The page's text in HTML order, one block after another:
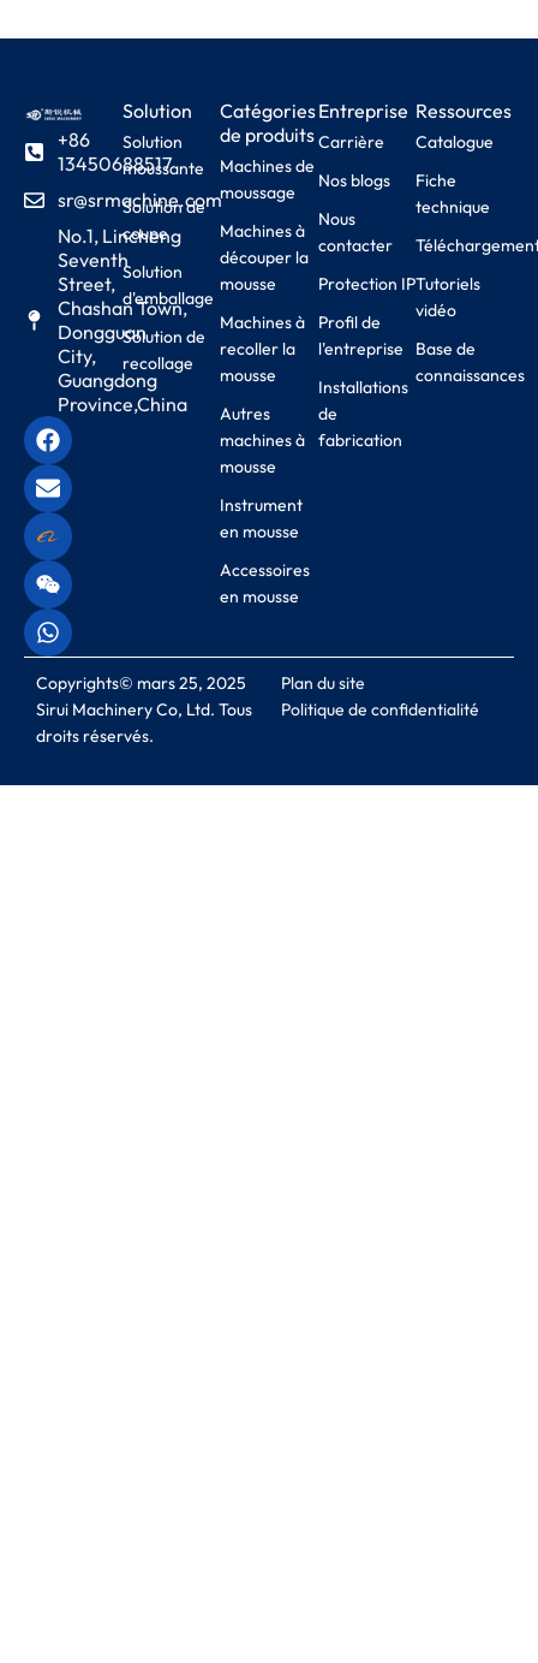
+86
13450688517
sr@srmachine.com
No.1, Lincheng
Seventh
Street,
Chashan Town,
Dongguan
City,
Guangdong
Province,China
Solution
Solution
moussante
Solution de
coupe
Solution
d'emballage
Solution de
recollage
Catégories
de produits
Machines de
moussage
Machines à
découper la
mousse
Machines à
recoller la
mousse
Autres
machines à
mousse
Instrument
en mousse
Accessoires
en mousse
Entreprise
Carrière
Nos blogs
Nous
contacter
Protection IP
Profil de
l'entreprise
Installations
de
fabrication
Ressources
Catalogue
Fiche
technique
Tutoriels
vidéo
Base de
connaissances
Copyrights© mars 25, 2025
Sirui Machinery Co, Ltd. Tous
droits réservés.
Plan du site
Politique de confidentialité